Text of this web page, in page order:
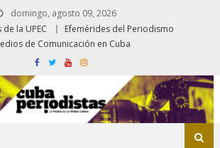
domingo, agosto 09, 2026
la UPEC
Efemérides del Periodismo
de Comunicación en Cuba